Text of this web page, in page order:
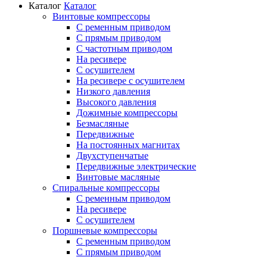
Каталог Каталог
Винтовые компрессоры
С ременным приводом
С прямым приводом
С частотным приводом
На ресивере
С осушителем
На ресивере с осушителем
Низкого давления
Высокого давления
Дожимные компрессоры
Безмасляные
Передвижные
На постоянных магнитах
Двухступенчатые
Передвижные электрические
Винтовые масляные
Спиральные компрессоры
С ременным приводом
На ресивере
С осушителем
Поршневые компрессоры
С ременным приводом
С прямым приводом